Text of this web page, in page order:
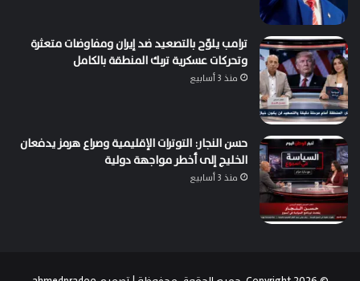
ترامب يلوّح بالتصعيد ضد إيران ومفاوضات متعثرة
وتحركات عسكرية تربك المنطقة بالكامل
منذ 3 أسابيع
حسن النجار: التوترات الإقليمية وصراع هرمز يدفعان
الخليج إلى أخطر مواجهة دولية
منذ 3 أسابيع